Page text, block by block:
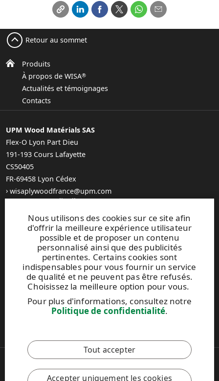
Nous utilisons des cookies sur ce site afin
d'offrir la meilleure expérience utilisateur
possible et de proposer un contenu
personnalisé ainsi que des publicités
pertinentes. Certains cookies sont
indispensables pour vous fournir un service
de qualité et ne peuvent pas être refusés.
Choisissez la meilleure option pour vous.
Pour plus d'informations, consultez notre
Politique de confidentialité.
Tout accepter
Accepter uniquement les cookies
Produits
À propos de WISA®
Actualités et témoignages
Contacts
Retour au sommet
UPM Wood Matérials SAS
​Flex-O Lyon Part Dieu
191-193 Cours Lafayette
CS50405
FR-69458 Lyon Cédex
wisaplywoodfrance@upm.com
Trouvez votre distributeur
UPM Code of Conduct
Ce site est protégé par reCAPTCHA et lapolitique de
conditions d'utilisation de Google
UPM Global